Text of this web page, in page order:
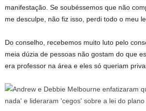
manifestação. Se soubéssemos que não
me desculpe, não fiz isso, perdi todo o meu
Do conselho, recebemos muito luto pelo
meia dúzia de pessoas não gostam do que
era professor na área e eles só queriam